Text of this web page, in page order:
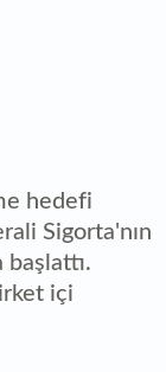
hedefi
Sigorta'nın
içi